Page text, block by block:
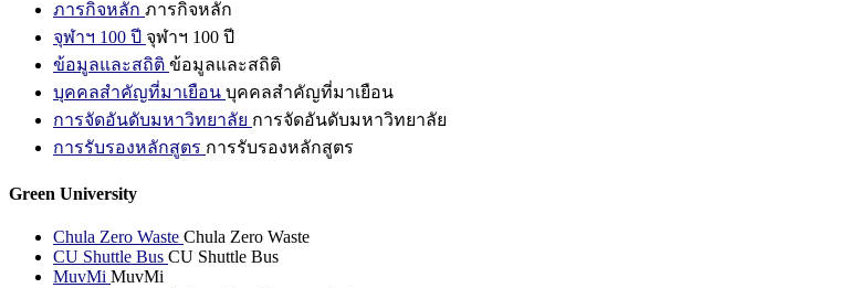
ภารกิจหลัก ภารกิจหลัก
จุฬาฯ 100 ปี จุฬาฯ 100 ปี
ข้อมูลและสถิติ ข้อมูลและสถิติ
บุคคลสำคัญที่มาเยือน บุคคลสำคัญที่มาเยือน
การจัดอันดับมหาวิทยาลัย การจัดอันดับมหาวิทยาลัย
การรับรองหลักสูตร การรับรองหลักสูตร
Green University
Chula Zero Waste Chula Zero Waste
CU Shuttle Bus CU Shuttle Bus
MuvMi MuvMi